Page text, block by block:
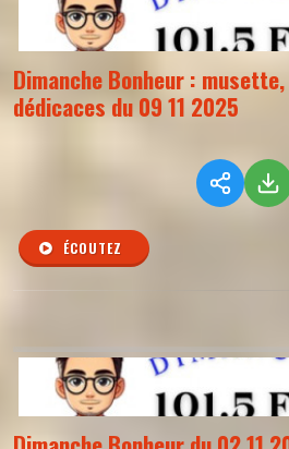
Dimanche Bonheur :
dédicaces du 09 11 2025
ÉCOUTEZ